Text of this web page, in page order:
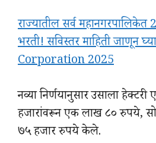
राज्यातील सर्व महानगरपालिकेत
भरती! सविस्तर माहिती जाणून
Corporation 2025
नव्या निर्णयानुसार उसाला
हजारांवरून एक लाख ८० रुपये,
७५ हजार रुपये केले.